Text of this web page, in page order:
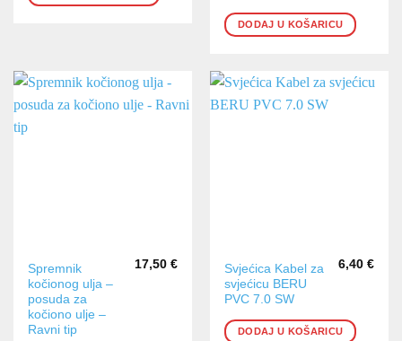
DODAJ U KOŠARICU
Spremnik
kočionog ulja –
posuda za
kočiono ulje –
Ravni tip
17,50 €
Svjećica Kabel za
svjećicu BERU
PVC 7.0 SW
6,40 €
DODAJ U KOŠARICU